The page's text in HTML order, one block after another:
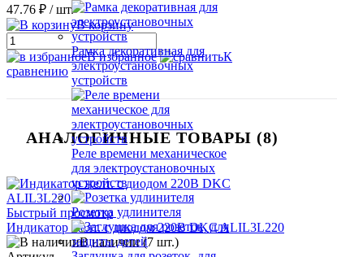
Рамка декоративная для
электроустановочных
устройств
Реле времени механическое
для электроустановочных
устройств
Розетка удлинителя
47.76 ₽ / шт.
В корзину
В избранное
К
сравнению
АНАЛОГИЧНЫЕ ТОВАРЫ (8)
Быстрый просмотр
Индикатор желт. с диодом 220В DKC ALIL3L220
В наличии (7 шт.)